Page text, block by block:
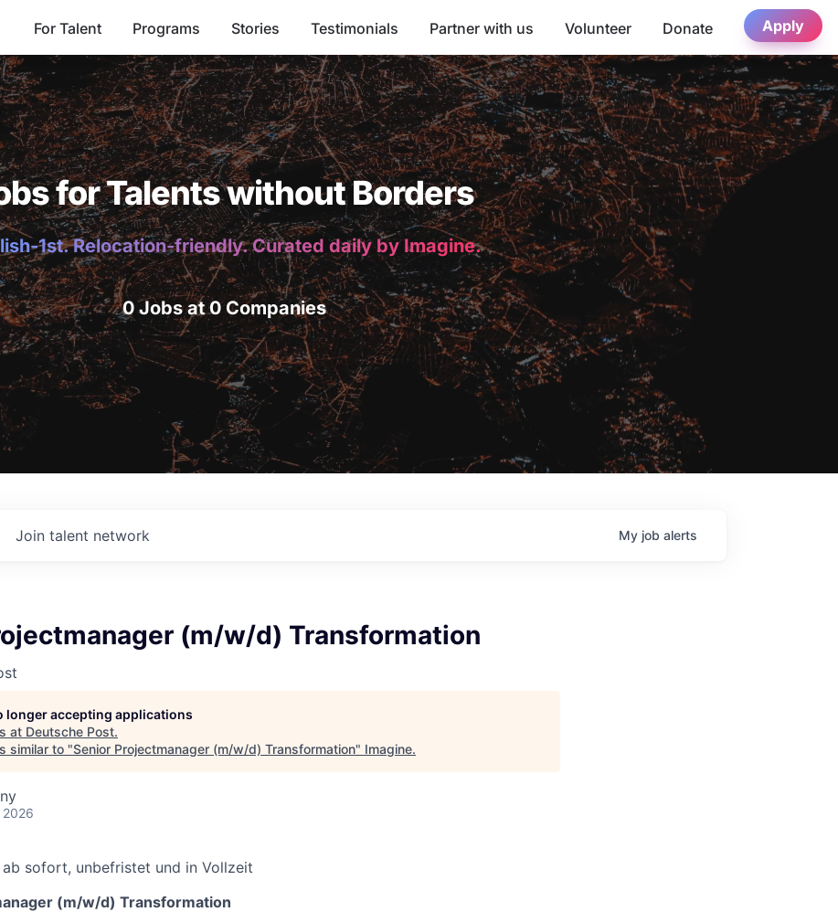
For Talent Programs Stories Testimonials Partner with us Volunteer Donate Apply
for Talents without Borders
1st. Relocation-friendly. Curated daily by Imagine.
0 Jobs at 0 Companies
Join talent network My job alerts
(m/w/d) Transformation
longer accepting applications
at Deutsche Post.
similar to "Senior Projectmanager (m/w/d) Transformation" Imagine.
2026
ab sofort, unbefristet und in Vollzeit
(m/w/d) Transformation